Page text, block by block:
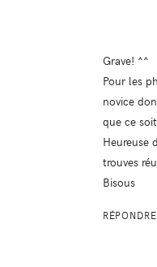
Grave! ^^
Pour les
novice
que ce
Heureuse
trouves
Bisous
RÉPONDRE